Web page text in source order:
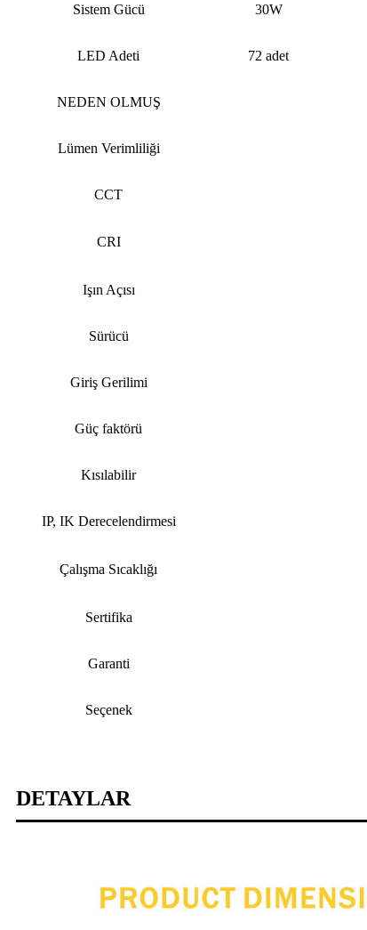
Sistem Gücü 30W
LED Adeti 72 adet
NEDEN OLMUŞ
Lümen Verimliliği
CCT
CRI
Işın Açısı
Sürücü
Giriş Gerilimi
Güç faktörü
Kısılabilir
IP, IK Derecelendirmesi
Çalışma Sıcaklığı
Sertifika
Garanti
Seçenek
DETAYLAR